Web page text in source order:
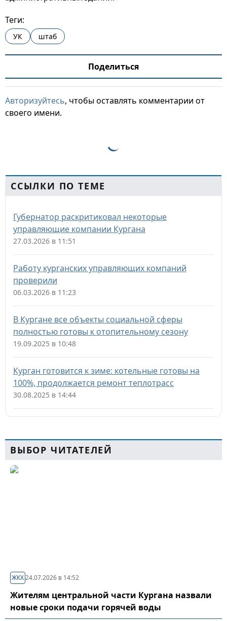
Теги:
УК штаб
Поделиться
Авторизуйтесь, чтобы оставлять комментарии от
своего имени.
ССЫЛКИ ПО ТЕМЕ
Губернатор раскритиковал некоторые
управляющие компании Кургана
27.03.2026 в 11:51
Работу курганских управляющих компаний
проверили
06.03.2026 в 11:23
В Кургане все объекты социальной сферы
полностью готовы к отопительному сезону
19.09.2025 в 10:48
Курган готовится к зиме: котельные готовы на
100%, продолжается ремонт теплотрасс
30.08.2025 в 14:44
ВЫБОР ЧИТАТЕЛЕЙ
ЖКХ24.07.2026 в 14:52
Жителям центральной части Кургана назвали
новые сроки подачи горячей воды